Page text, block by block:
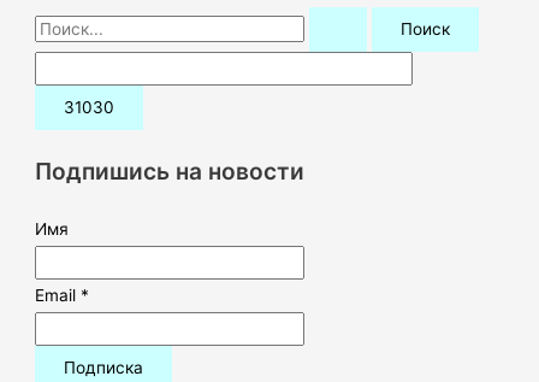
П
о
и
:Подпишись на новости
Имя
Email *